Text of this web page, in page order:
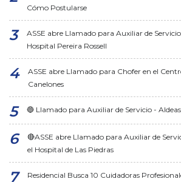
Cómo Postularse
ASSE abre Llamado para Auxiliar de
Hospital Pereira Rossell
ASSE abre Llamado para Chofer en el
Canelones
🔵 Llamado para Auxiliar de Servicio -
🔴ASSE abre Llamado para Auxiliar de
el Hospital de Las Piedras
Residencial Busca 10 Cuidadoras